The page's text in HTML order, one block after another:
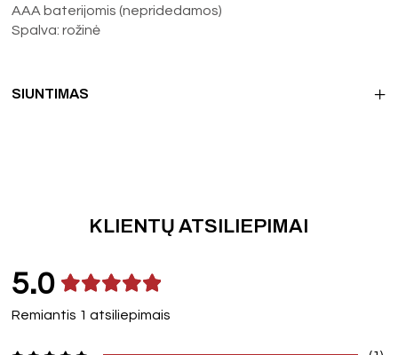
AAA baterijomis (nepridedamos)
Spalva: rožinė
SIUNTIMAS
KLIENTŲ ATSILIEPIMAI
5.0
Remiantis 1 atsiliepimais